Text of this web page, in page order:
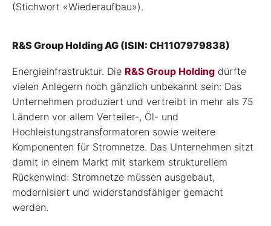
(Stichwort «Wiederaufbau»).
R&S Group Holding AG (ISIN: CH1107979838)
Energieinfrastruktur. Die R&S Group Holding dürfte
vielen Anlegern noch gänzlich unbekannt sein: Das
Unternehmen produziert und vertreibt in mehr als 75
Ländern vor allem Verteiler-, Öl- und
Hochleistungstransformatoren sowie weitere
Komponenten für Stromnetze. Das Unternehmen sitzt
damit in einem Markt mit starkem strukturellem
Rückenwind: Stromnetze müssen ausgebaut,
modernisiert und widerstandsfähiger gemacht
werden.